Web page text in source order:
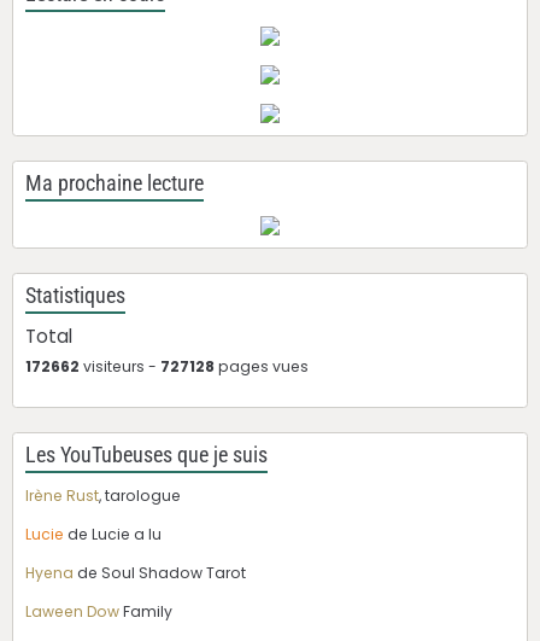
Ma prochaine lecture
Statistiques
Total
172662 visiteurs - 727128 pages vues
Les YouTubeuses que je suis
Irène Rust, tarologue
Lucie de Lucie a lu
Hyena de Soul Shadow Tarot
Laween DowFamily